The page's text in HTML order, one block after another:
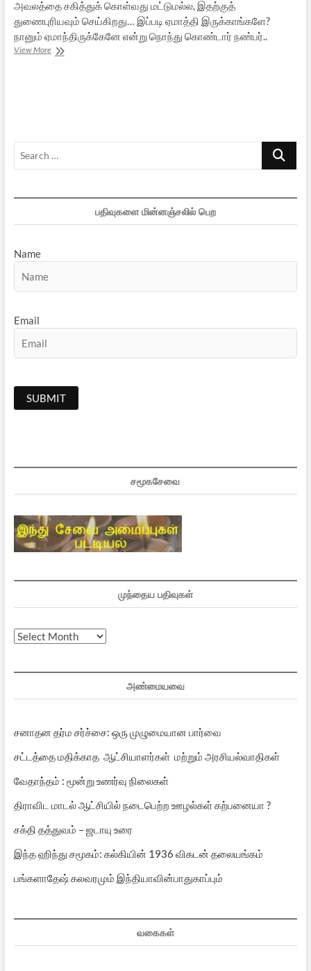
அவலத்தை சகித்துக் கொள்வது மட்டுமல்ல, இதற்குத்
துணைபுரியவும் செய்கிறது… இப்படி ஏமாத்தி இருக்காங்களே?
நானும் ஏமாந்திருக்கேனே என்று நொந்து கொண்டார் நண்பர்..
View Moreஎல்லோரும்
Search
பதிவுகளை மின்னஞ்சலில் பெற
Name
Email
சமூகசேவை
முந்தைய பதிவுகள்
முந்தைய
அண்மையவை
சனாதன தர்ம சர்ச்சை: ஒரு முழுமையான பார்வை
சட்டத்தை மதிக்காத ஆட்சியாளர்கள் மற்றும் அரசியல்வாதிகள்
வேதாந்தம் : மூன்று உணர்வு நிலைகள்
திராவிட மாடல் ஆட்சியில் நடைபெற்ற ஊழல்கள் கற்பனையா ?
சக்தி தத்துவம் – ஜடாயு உரை
இந்த ஹிந்து சமூகம்: கல்கியின் 1936 விகடன் தலையங்கம்
பங்களாதேஷ் கலவரமும் இந்தியாவின்பாதுகாப்பும்
வகைகள்